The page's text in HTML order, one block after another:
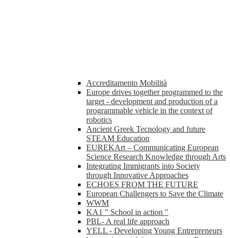
Accreditamento Mobilità
Europe drives together programmed to the
target - development and production of a
programmable vehicle in the context of
robotics
Ancient Greek Tecnology and future
STEAM Education
EUREKArt – Communicating European
Science Research Knowledge through Arts
Integrating Immigrants into Society
through Innovative Approaches
ECHOES FROM THE FUTURE
European Challengers to Save the Climate
WWM
KA1 " School in action "
PBL- A real life approach
YELL - Developing Young Entrepreneurs